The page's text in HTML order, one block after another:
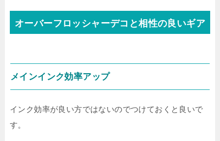
オーバーフロッシャーデコと相性の良いギア
メインインク効率アップ
インク効率が良い方ではないのでつけておくと良いで
す。